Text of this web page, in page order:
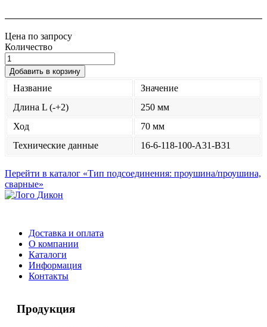
Название
Значение
Длина L (-+2)
250 мм
Ход
70 мм
Технические данные
16-6-118-100-A31-B31
Цена по запросу
Количество
Добавить в корзину
Перейти в каталог «Тип подсоединения: проушина/проушина,
сварные»
Доставка и оплата
О компании
Каталоги
Информация
Контакты
Продукция